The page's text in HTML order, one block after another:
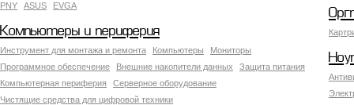
PNY
ASUS EVGA
Компьютеры и периферия
Инструмент для монтажа и ремонта Компьютеры
Мониторы
Программное обеспечение
Внешние накопители данных
Защита питания
Компьютерная периферия
Серверное оборудование
Чистящие средства для цифровой техники